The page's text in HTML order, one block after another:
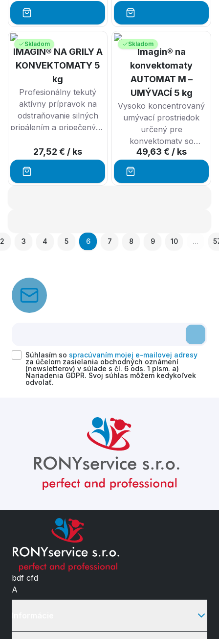
Skladom
IMAGIN® NA GRILY A
KONVEKTOMATY 5
kg
Profesionálny tekutý
aktívny prípravok na
odstraňovanie silných
pripálením a pripečených
27,52 € / ks
Skladom
Imagin® na
konvektomaty
AUTOMAT M –
UMÝVACÍ 5 kg
Vysoko koncentrovaný
umývací prostriedok
určený pre
konvektomaty so
samočistiacim systémom.
49,63 € / ks
2 3 4 5 6 7 8 9 10 ...
Súhlasím so spracúvaním mojej e-mailovej adresy
za účelom zasielania obchodných oznámení
(newsletterov) v súlade s čl. 6 ods. 1 písm. a)
Nariadenia GDPR. Svoj súhlas môžem kedykoľvek
odvolať.
bdf cfd
A